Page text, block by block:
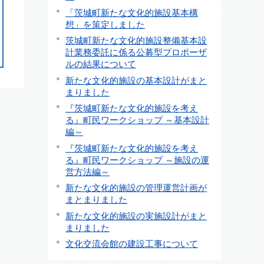
「茨城町新たな文化的施設基本構
想」を策定しました
茨城町新たな文化的施設整備基本設
計業務委託に係る公募型プロポーザ
ルの結果について
新たな文化的施設の基本設計がまと
まりました
『茨城町新たな文化的施設を考え
る』町民ワークショップ ～基本設計
編～
『茨城町新たな文化的施設を考え
る』町民ワークショップ ～施設の運
営方法編～
新たな文化的施設の管理運営計画が
まとまりました
新たな文化的施設の実施設計がまと
まりました
文化交流会館の建設工事について